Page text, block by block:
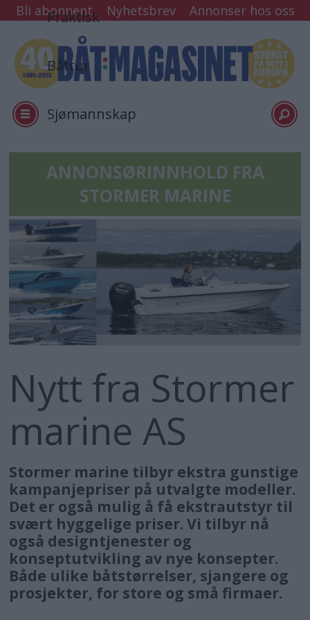
Bli abonnent Nyhetsbrev Annonser hos oss
Praktisk
Båttur
Sjømannskap
Tester
Min side
ANNONSØRINNHOLD FRA
STORMER MARINE
Nytt fra Stormer
marine AS
Stormer marine tilbyr ekstra gunstige
kampanjepriser på utvalgte modeller.
Det er også mulig å få ekstrautstyr til
svært hyggelige priser. Vi tilbyr nå
også designtjenester og
konseptutvikling av nye konsepter.
Både ulike båtstørrelser, sjangere og
prosjekter, for store og små firmaer.